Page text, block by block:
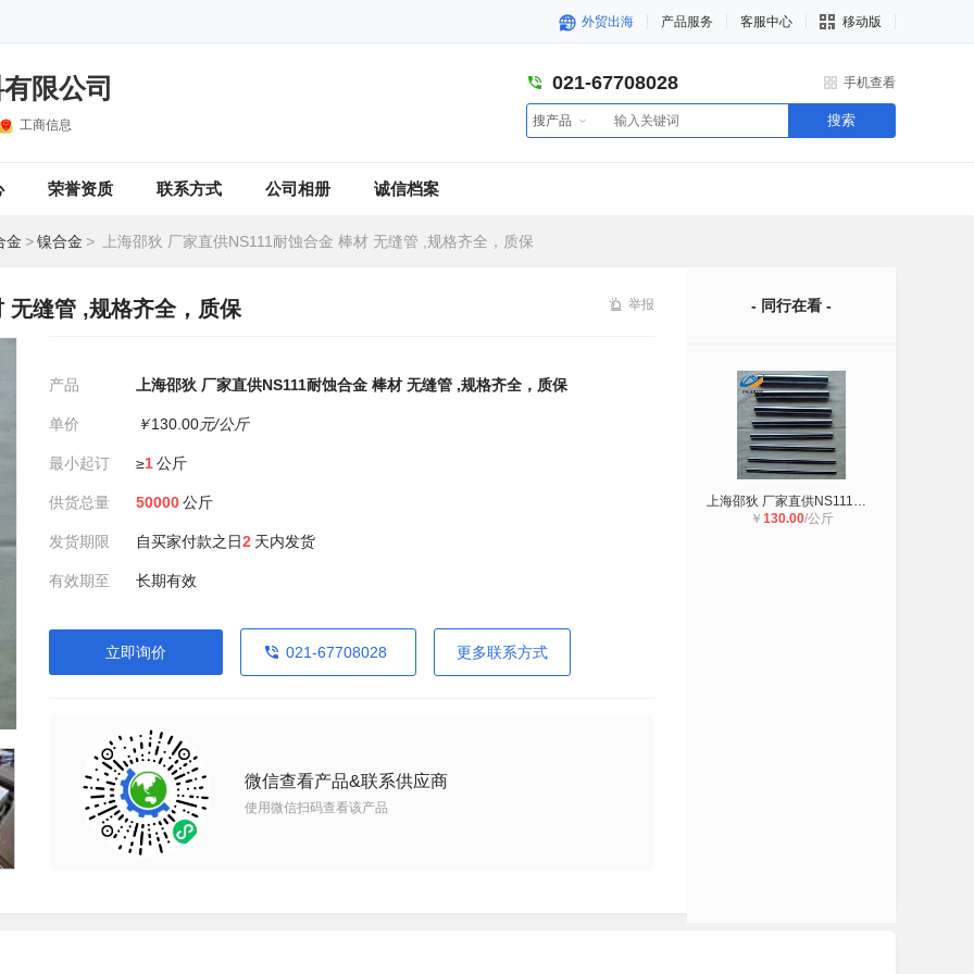
外贸出海 产品服务 客服中心 移动版
限公司
工商信息
021-67708028 手机查看
搜产品 搜索
荣誉资质 联系方式 公司相册 诚信档案
金 >镍合金 > 上海邵狄 厂家直供NS111耐蚀合金 棒材 无缝管 ,规格齐全，质保
无缝管 ,规格齐全，质保 举报
产品 上海邵狄 厂家直供NS111耐蚀合金 棒材 无缝管 ,规格齐全，质保
单价 ￥130.00元/公斤
最小起订 ≥1公斤
供货总量 50000公斤
发货期限 自买家付款之日2 天内发货
有效期至 长期有效
立即询价 021-67708028 更多联系方式
微信查看产品&联系供应商
使用微信扫码查看该产品
- 同行在看 -
上海邵狄 厂家直供NS111耐蚀合金 棒
￥ 130.00/公斤